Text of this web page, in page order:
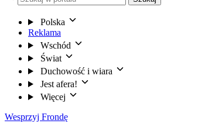
Polska
Reklama
Wschód
Świat
Duchowość i wiara
Jest afera!
Więcej
Wesprzyj Frondę